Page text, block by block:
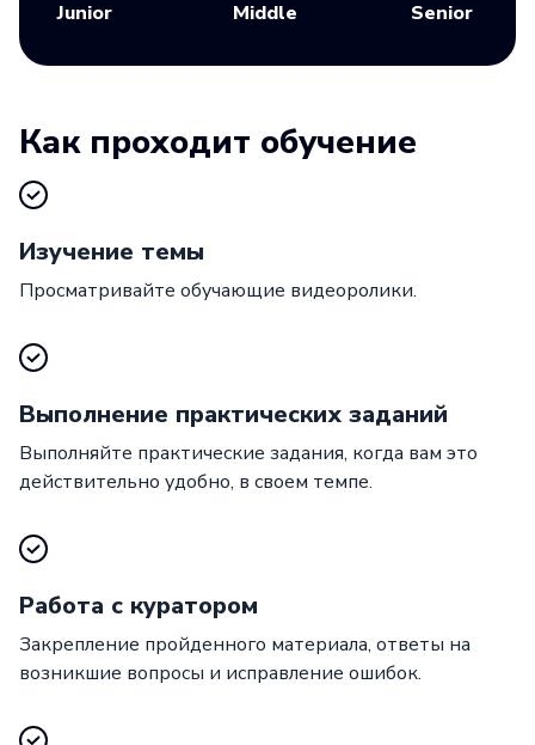
Junior Middle Senior
Как проходит обучение
Изучение темы
Просматривайте обучающие видеоролики.
Выполнение практических заданий
Выполняйте практические задания, когда вам это
действительно удобно, в своем темпе.
Работа с куратором
Закрепление пройденного материала, ответы на
возникшие вопросы и исправление ошибок.